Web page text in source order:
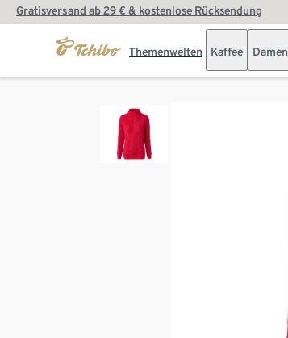
Gratisversand ab 29 € & kostenlose Rücksendung
Themenwelten Kaffee Damen